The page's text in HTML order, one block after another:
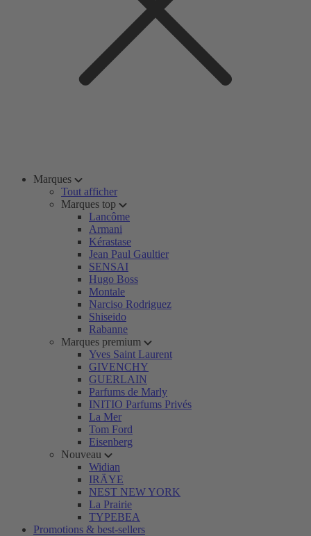
Marques
Tout afficher
Marques top
Lancôme
Armani
Kérastase
Jean Paul Gaultier
SENSAI
Hugo Boss
Montale
Narciso Rodriguez
Shiseido
Rabanne
Marques premium
Yves Saint Laurent
GIVENCHY
GUERLAIN
Parfums de Marly
INITIO Parfums Privés
La Mer
Tom Ford
Eisenberg
Nouveau
Widian
IRÄYE
NEST NEW YORK
La Prairie
TYPEBEA
Promotions & best-sellers